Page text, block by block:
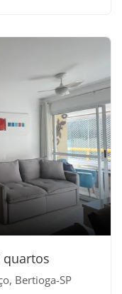
quartos
Bertioga-SP